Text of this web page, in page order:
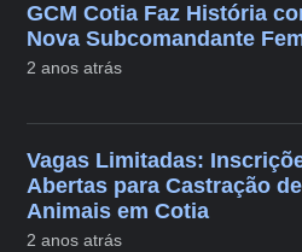
GCM Cotia Faz História
Nova Subcomandante
2 anos atrás
Vagas Limitadas:
Abertas para Castração de
Animais em Cotia
2 anos atrás